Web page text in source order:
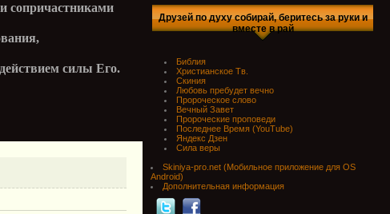
сопричастниками
силы Его.
Друзей по духу собирай, беритесь за руки и
вместе в рай
Библия
Христианское Тв.
Скиния
Любовь пребудет вечно
Пророческое слово
Вечный Завет
Пророческие проповеди
Последнее Время (YouTube)
Яндекс Дзен
Сила веры
Skiniya-pro.net (Мобильное приложение для OS
Android)
Дополнительная информация